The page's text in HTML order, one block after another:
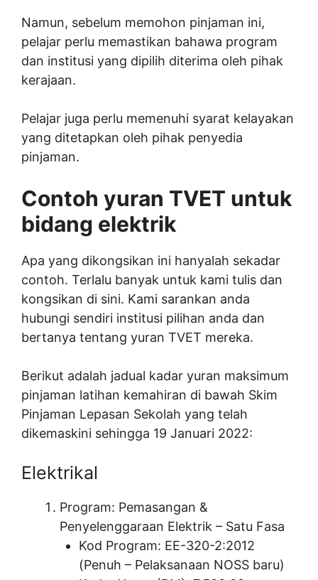
Namun, sebelum memohon pinjaman ini,
pelajar perlu memastikan bahawa program
dan institusi yang dipilih diterima oleh pihak
kerajaan.
Pelajar juga perlu memenuhi syarat kelayakan
yang ditetapkan oleh pihak penyedia
pinjaman.
Contoh yuran TVET untuk
bidang elektrik
Apa yang dikongsikan ini hanyalah sekadar
contoh. Terlalu banyak untuk kami tulis dan
kongsikan di sini. Kami sarankan anda
hubungi sendiri institusi pilihan anda dan
bertanya tentang yuran TVET mereka.
Berikut adalah jadual kadar yuran maksimum
pinjaman latihan kemahiran di bawah Skim
Pinjaman Lepasan Sekolah yang telah
dikemaskini sehingga 19 Januari 2022:
Elektrikal
Program: Pemasangan &
Penyelenggaraan Elektrik – Satu Fasa
Kod Program: EE-320-2:2012
(Penuh – Pelaksanaan NOSS baru)